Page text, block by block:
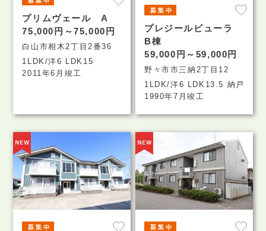
プリムヴェール A
75,000円～75,000円
白山市相木2丁目2番36
1LDK/洋6 LDK15
2011年6月竣工
プレジールビューラ
B棟
59,000円～59,000円
野々市市三納2丁目12
1LDK/洋6 LDK13.5 納戸
1990年7月竣工